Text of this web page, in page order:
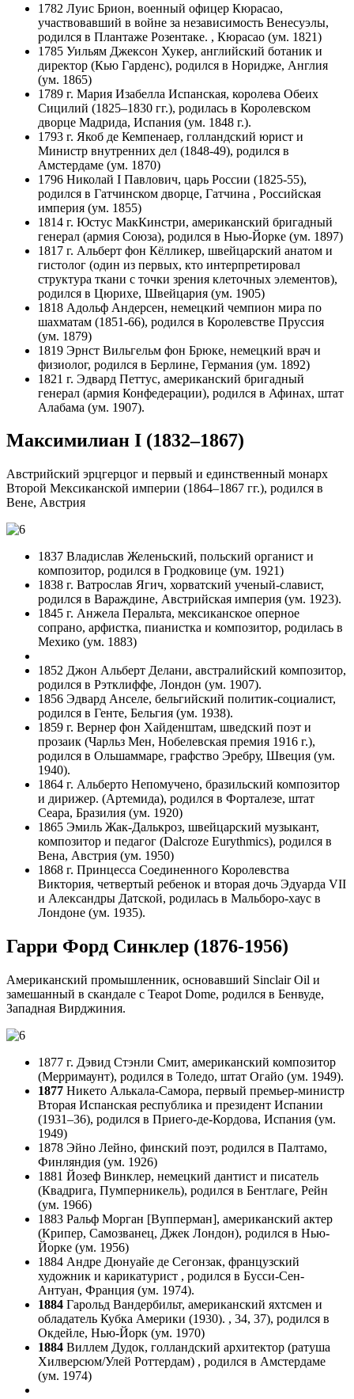
1782 Луис Брион, военный офицер Кюрасао,
участвовавший в войне за независимость Венесуэлы,
родился в Плантаже Розентаке. , Кюрасао (ум. 1821)
1785 Уильям Джексон Хукер, английский ботаник и
директор (Кью Гарденс), родился в Норидже, Англия
(ум. 1865)
1789 г. Мария Изабелла Испанская, королева Обеих
Сицилий (1825–1830 гг.), родилась в Королевском
дворце Мадрида, Испания (ум. 1848 г.).
1793 г. Якоб де Кемпенаер, голландский юрист и
Министр внутренних дел (1848-49), родился в
Амстердаме (ум. 1870)
1796 Николай I Павлович, царь России (1825-55),
родился в Гатчинском дворце, Гатчина , Российская
империя (ум. 1855)
1814 г. Юстус МакКинстри, американский бригадный
генерал (армия Союза), родился в Нью-Йорке (ум. 1897)
1817 г. Альберт фон Кёлликер, швейцарский анатом и
гистолог (один из первых, кто интерпретировал
структура ткани с точки зрения клеточных элементов),
родился в Цюрихе, Швейцария (ум. 1905)
1818 Адольф Андерсен, немецкий чемпион мира по
шахматам (1851-66), родился в Королевстве Пруссия
(ум. 1879)
1819 Эрнст Вильгельм фон Брюке, немецкий врач и
физиолог, родился в Берлине, Германия (ум. 1892)
1821 г. Эдвард Петтус, американский бригадный
генерал (армия Конфедерации), родился в Афинах, штат
Алабама (ум. 1907).
Максимилиан I (1832–1867)
Австрийский эрцгерцог и первый и единственный монарх
Второй Мексиканской империи (1864–1867 гг.), родился в
Вене, Австрия
1837 Владислав Желеньский, польский органист и
композитор, родился в Гродковице (ум. 1921)
1838 г. Ватрослав Ягич, хорватский ученый-славист,
родился в Вараждине, Австрийская империя (ум. 1923).
1845 г. Анжела Перальта, мексиканское оперное
сопрано, арфистка, пианистка и композитор, родилась в
Мехико (ум. 1883)
1852 Джон Альберт Делани, австралийский композитор,
родился в Рэтклиффе, Лондон (ум. 1907).
1856 Эдвард Анселе, бельгийский политик-социалист,
родился в Генте, Бельгия (ум. 1938).
1859 г. Вернер фон Хайденштам, шведский поэт и
прозаик (Чарльз Мен, Нобелевская премия 1916 г.),
родился в Ольшаммаре, графство Эребру, Швеция (ум.
1940).
1864 г. Альберто Непомучено, бразильский композитор
и дирижер. (Артемида), родился в Форталезе, штат
Сеара, Бразилия (ум. 1920)
1865 Эмиль Жак-Далькроз, швейцарский музыкант,
композитор и педагог (Dalcroze Eurythmics), родился в
Вена, Австрия (ум. 1950)
1868 г. Принцесса Соединенного Королевства
Виктория, четвертый ребенок и вторая дочь Эдуарда VII
и Александры Датской, родилась в Мальборо-хаус в
Лондоне (ум. 1935).
Гарри Форд Синклер (1876-1956)
Американский промышленник, основавший Sinclair Oil и
замешанный в скандале с Teapot Dome, родился в Бенвуде,
Западная Вирджиния.
1877 г. Дэвид Стэнли Смит, американский композитор
(Мерримаунт), родился в Толедо, штат Огайо (ум. 1949).
1877 Никето Алькала-Самора, первый премьер-министр
Вторая Испанская республика и президент Испании
(1931–36), родился в Приего-де-Кордова, Испания (ум.
1949)
1878 Эйно Лейно, финский поэт, родился в Палтамо,
Финляндия (ум. 1926)
1881 Йозеф Винклер, немецкий дантист и писатель
(Квадрига, Пумперникель), родился в Бентлаге, Рейн
(ум. 1966)
1883 Ральф Морган [Вупперман], американский актер
(Крипер, Самозванец, Джек Лондон), родился в Нью-
Йорке (ум. 1956)
1884 Андре Дюнуайе де Сегонзак, французский
художник и карикатурист , родился в Бусси-Сен-
Антуан, Франция (ум. 1974).
1884 Гарольд Вандербильт, американский яхтсмен и
обладатель Кубка Америки (1930). , 34, 37), родился в
Окдейле, Нью-Йорк (ум. 1970)
1884 Виллем Дудок, голландский архитектор (ратуша
Хилверсюм/Улей Роттердам) , родился в Амстердаме
(ум. 1974)